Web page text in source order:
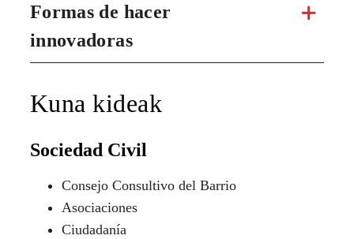
Formas de hacer
innovadoras
Kuna kideak
Sociedad Civil
Consejo Consultivo del Barrio
Asociaciones
Ciudadanía